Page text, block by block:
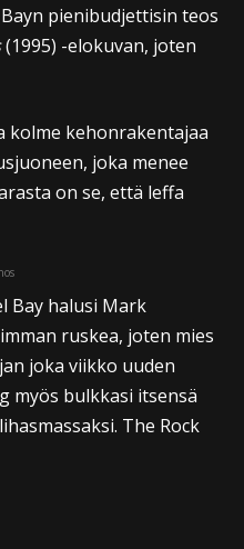
pienibudjettisin teos
(1995) -elokuvan, joten
kolme kehonrakentajaa
joka menee
on se, että leffa
Bay halusi Mark
ruskea, joten mies
joka viikko uuden
myös bulkkasi itsensä
The Rock